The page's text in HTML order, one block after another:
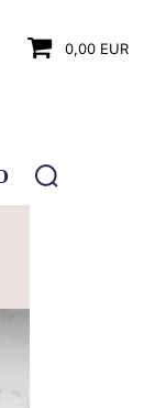
0,00 EUR